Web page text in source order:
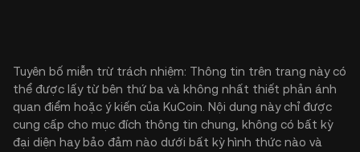
Tuyên bố miễn trừ trách nhiệm: Thông tin trên trang này có
thể được lấy từ bên thứ ba và không nhất thiết phản ánh
quan điểm hoặc ý kiến của KuCoin. Nội dung này chỉ được
cung cấp cho mục đích thông tin chung, không có bất kỳ
đại diện hay bảo đảm nào dưới bất kỳ hình thức nào và